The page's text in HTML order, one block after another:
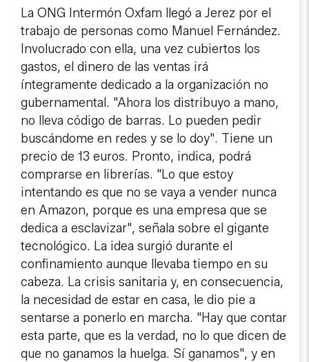
La ONG Intermón Oxfam llegó a Jerez por el
trabajo de personas como Manuel Fernández.
Involucrado con ella, una vez cubiertos los
gastos, el dinero de las ventas irá
íntegramente dedicado a la organización no
gubernamental. "Ahora los distribuyo a mano,
no lleva código de barras. Lo pueden pedir
buscándome en redes y se lo doy". Tiene un
precio de 13 euros. Pronto, indica, podrá
comprarse en librerías. "Lo que estoy
intentando es que no se vaya a vender nunca
en Amazon, porque es una empresa que se
dedica a esclavizar", señala sobre el gigante
tecnológico. La idea surgió durante el
confinamiento aunque llevaba tiempo en su
cabeza. La crisis sanitaria y, en consecuencia,
la necesidad de estar en casa, le dio pie a
sentarse a ponerlo en marcha. "Hay que contar
esta parte, que es la verdad, no lo que dicen de
que no ganamos la huelga. Sí ganamos", y en